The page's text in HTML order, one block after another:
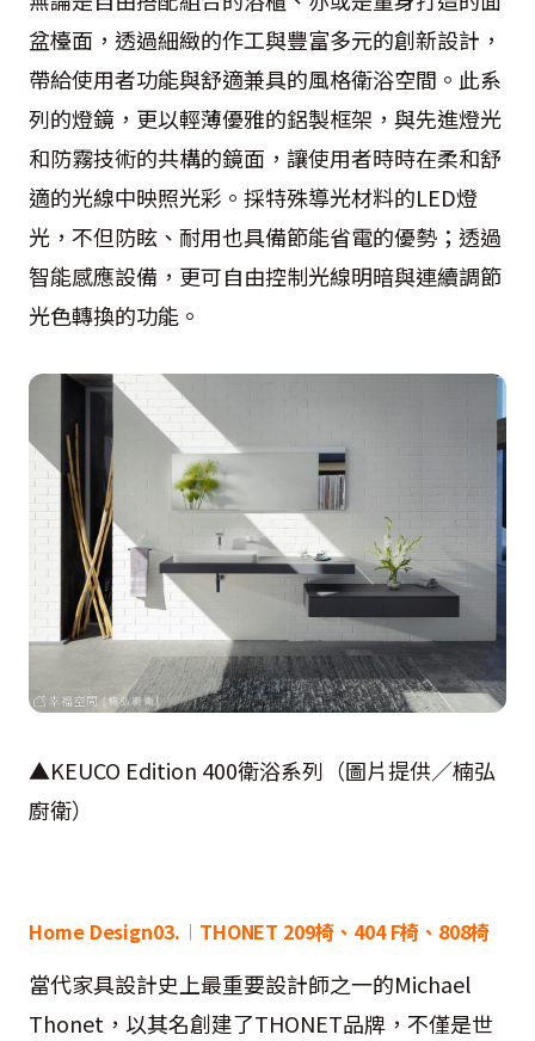
盆檯面，透過細緻的作工與豐富多元的創新設計，
帶給使用者功能與舒適兼具的風格衛浴空間。此系
列的燈鏡，更以輕薄優雅的鋁製框架，與先進燈光
和防霧技術的共構的鏡面，讓使用者時時在柔和舒
適的光線中映照光彩。採特殊導光材料的LED燈
光，不但防眩、耐用也具備節能省電的優勢；透過
智能感應設備，更可自由控制光線明暗與連續調節
光色轉換的功能。
▲KEUCO Edition 400衛浴系列（圖片提供／楠弘
廚衛）
Home Design03.︱THONET 209椅、404 F椅、808椅
當代家具設計史上最重要設計師之一的Michael
Thonet，以其名創建了THONET品牌，不僅是世